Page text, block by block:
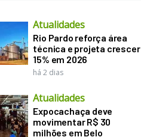
Atualidades
Rio Pardo reforça área
técnica e projeta crescer
15% em 2026
há 2 dias
Atualidades
Expocachaça deve
movimentar R$ 30
milhões em Belo